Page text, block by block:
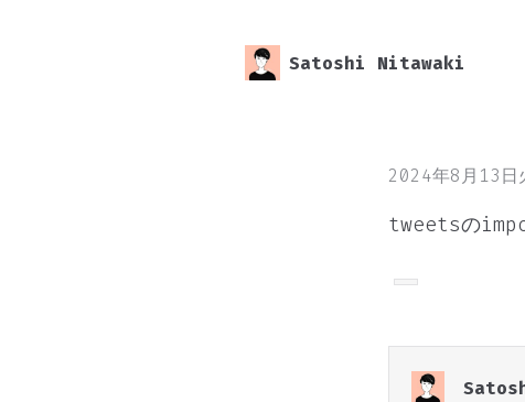
Satoshi Nitawaki
2024年8月13日
tweetsの